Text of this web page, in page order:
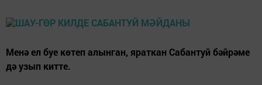
Менә ел буе көтеп алынган, яраткан Сабантуй бәйрәме
дә узып китте.